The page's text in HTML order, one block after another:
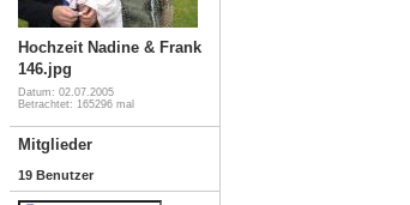
Hochzeit Nadine & Frank
146.jpg
Datum: 02.07.2005
Betrachtet: 165296 mal
Mitglieder
19 Benutzer